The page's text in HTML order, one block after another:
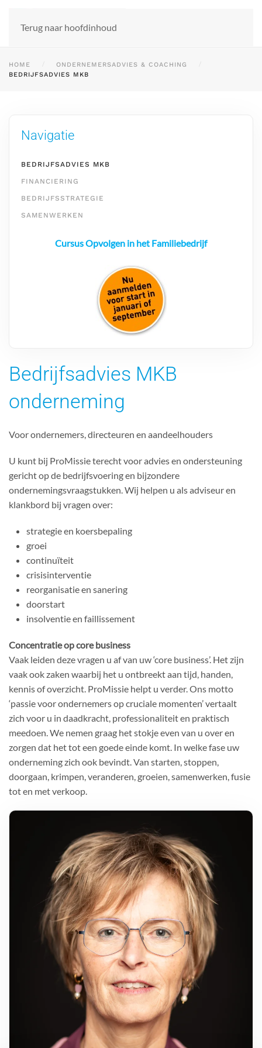
Terug naar hoofdinhoud
HOME
ONDERNEMERSADVIES & COACHING
BEDRIJFSADVIES MKB
Navigatie
BEDRIJFSADVIES MKB
FINANCIERING
BEDRIJFSSTRATEGIE
SAMENWERKEN
Cursus Opvolgen in het Familiebedrijf
Bedrijfsadvies MKB
onderneming
Voor ondernemers, directeuren en aandeelhouders
U kunt bij ProMissie terecht voor advies en ondersteuning
gericht op de bedrijfsvoering en bijzondere
ondernemingsvraagstukken. Wij helpen u als adviseur en
klankbord bij vragen over:
strategie en koersbepaling
groei
continuïteit
crisisinterventie
reorganisatie en sanering
doorstart
insolventie en faillissement
Concentratie op core business
Vaak leiden deze vragen u af van uw ‘core business’. Het zijn
vaak ook zaken waarbij het u ontbreekt aan tijd, handen,
kennis of overzicht. ProMissie helpt u verder. Ons motto
‘passie voor ondernemers op cruciale momenten’ vertaalt
zich voor u in daadkracht, professionaliteit en praktisch
meedoen. We nemen graag het stokje even van u over en
zorgen dat het tot een goede einde komt. In welke fase uw
onderneming zich ook bevindt. Van starten, stoppen,
doorgaan, krimpen, veranderen, groeien, samenwerken, fusie
tot en met verkoop.